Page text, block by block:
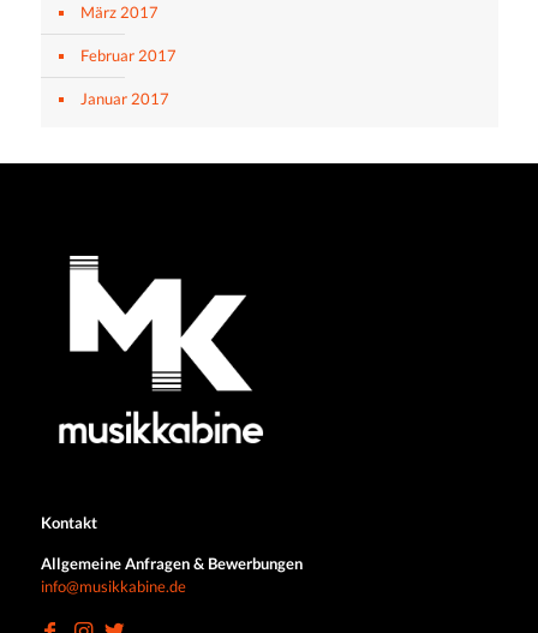
März 2017
Februar 2017
Januar 2017
Kontakt
Allgemeine Anfragen & Bewerbungen
info@musikkabine.de